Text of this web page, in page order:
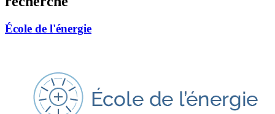
École de l'énergie